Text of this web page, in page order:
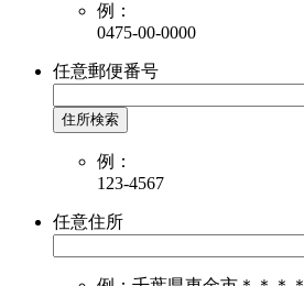
例：
0475-00-0000
任意郵便番号
住所検索
例：
123-4567
任意住所